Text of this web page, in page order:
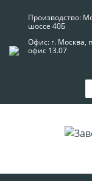
Производство:
шоссе 40Б
Офис: г. Москва,
офис 13.07